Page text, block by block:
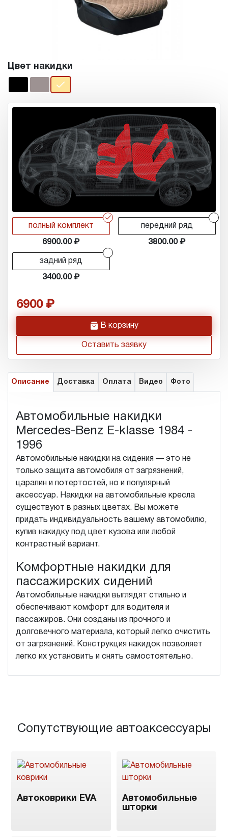
Цвет накидки
r
полный комплект
6900.00
передний ряд
3800.00
задний ряд
3400.00
6900
h В корзину
Оставить заявку
Описание Доставка Оплата Видео Фото
Автомобильные накидки
Mercedes-Benz E-klasse 1984 -
1996
Автомобильные накидки на сидения — это не
только защита автомобиля от загрязнений,
царапин и потертостей, но и популярный
аксессуар. Накидки на автомобильные кресла
существуют в разных цветах. Вы можете
придать индивидуальность вашему автомобилю,
купив накидку под цвет кузова или любой
контрастный вариант.
Комфортные накидки для
пассажирских сидений
Автомобильные накидки выглядят стильно и
обеспечивают комфорт для водителя и
пассажиров. Они созданы из прочного и
долговечного материала, который легко очистить
от загрязнений. Конструкция накидок позволяет
легко их установить и снять самостоятельно.
Сопутствующие автоаксессуары
Автоковрики EVA
Автомобильные
шторки